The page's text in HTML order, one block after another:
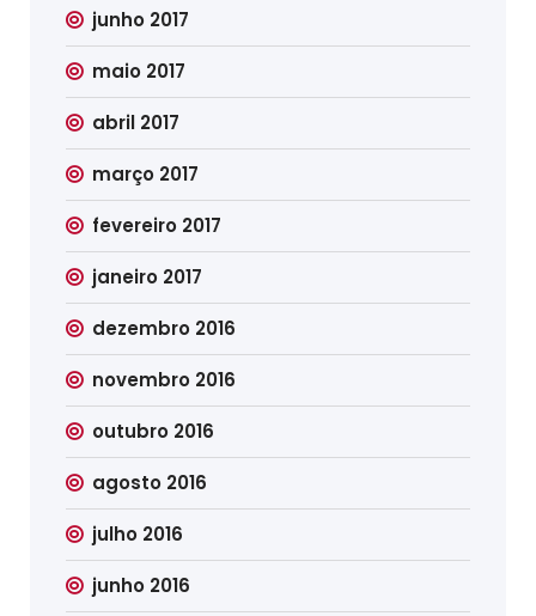
junho 2017
maio 2017
abril 2017
março 2017
fevereiro 2017
janeiro 2017
dezembro 2016
novembro 2016
outubro 2016
agosto 2016
julho 2016
junho 2016